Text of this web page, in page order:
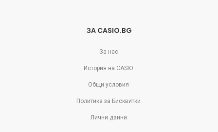
ЗА CASIO.BG
За нас
История на CASIO
Общи условия
Политика за Бисквитки
Лични данни